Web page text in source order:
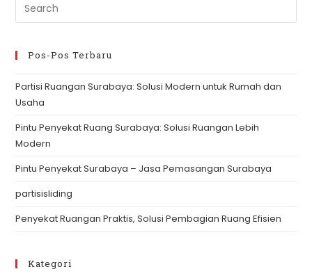
Pos-Pos Terbaru
Partisi Ruangan Surabaya: Solusi Modern untuk Rumah dan
Usaha
Pintu Penyekat Ruang Surabaya: Solusi Ruangan Lebih
Modern
Pintu Penyekat Surabaya – Jasa Pemasangan Surabaya
partisisliding
Penyekat Ruangan Praktis, Solusi Pembagian Ruang Efisien
Kategori